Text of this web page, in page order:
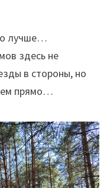
лучше…
здесь не
в стороны, но
прямо…